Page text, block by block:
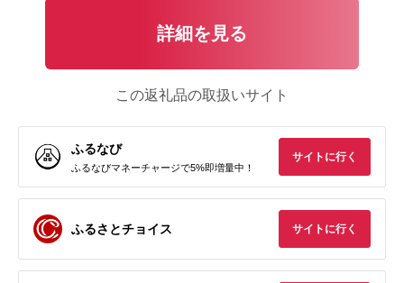
詳細を見る
この返礼品の取扱いサイト
ふるなび
ふるなびマネーチャージで5%即増量中！
サイトに行く
ふるさとチョイス サイトに行く